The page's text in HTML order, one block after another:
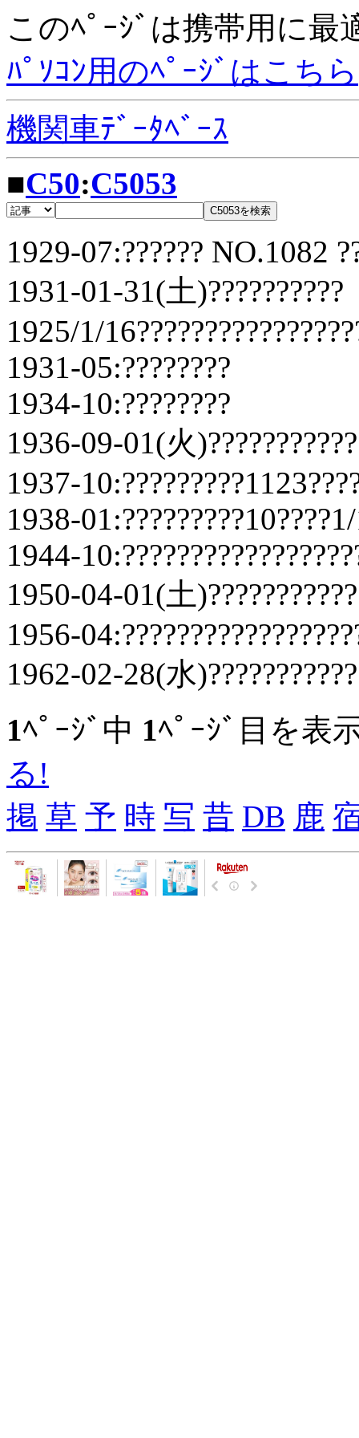
このﾍﾟｰｼﾞは携帯用に最
ﾊﾟｿｺﾝ用のﾍﾟｰｼﾞはこちら
機関車ﾃﾞｰﾀﾍﾞｰｽ
■C50:C5053
1929-07:?????? NO.1082
1931-01-31(土)??????????
1925/1/
1931-05:????????
1934-10:????????
1936-09-01(火
1937-
1938-
1944-
1950-04-01(土
1956-
1962-02-28(水
1ﾍﾟｰｼﾞ中 1ﾍﾟｰｼﾞ目を表
る!
掲 草 予 時 写 昔 DB 鹿